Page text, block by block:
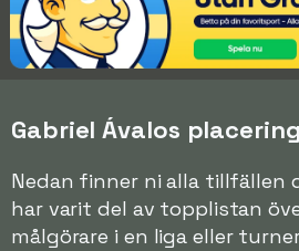
Gabriel Ávalos
Nedan finner ni alla tillfällen
har varit del av topplistan
målgörare i en liga eller